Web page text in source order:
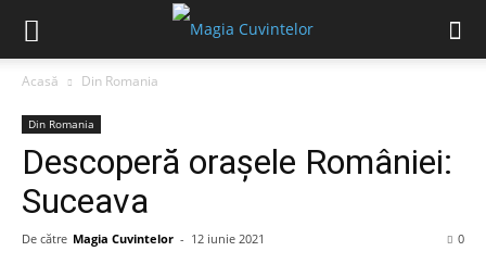
Acasă Din Romania
Din Romania
Descoperă orașele României:
Suceava
De către Magia Cuvintelor - 12 iunie 2021 0